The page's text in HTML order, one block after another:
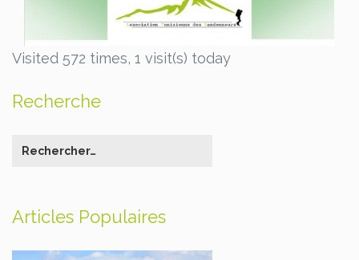
Visited 572 times, 1 visit(s) today
Recherche
Articles Populaires